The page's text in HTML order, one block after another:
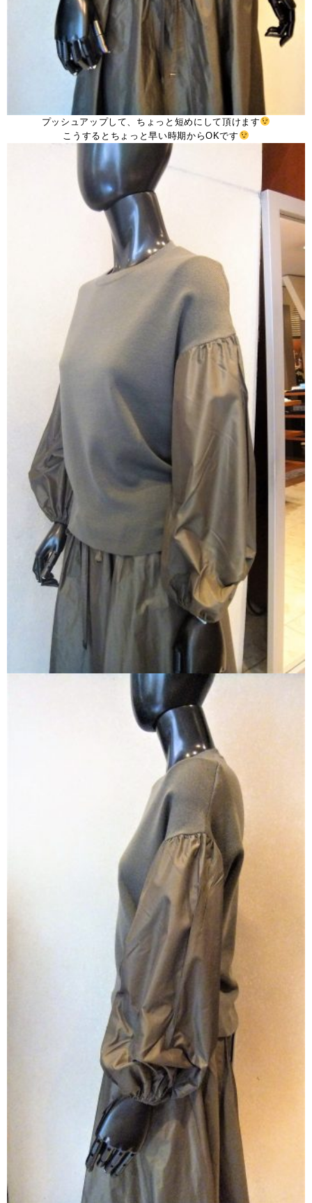
プッシュアップして、ちょっと短めにして頂けます
こうするとちょっと早い時期からOKです